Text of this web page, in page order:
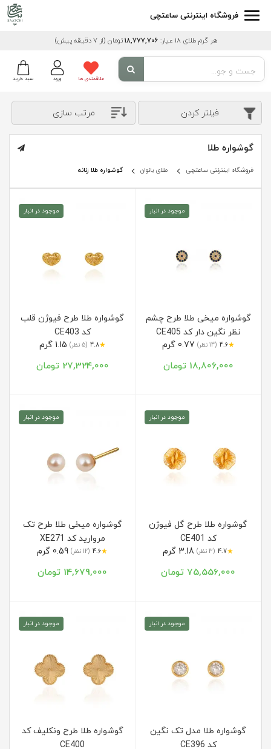
فروشگاه اینترنتی ساعتچی
هر گرم طلای 18 عیار: 18,777,706 تومان (از 7 دقیقه پیش)
سبد خرید ورود علاقمندی ها
فیلتر کردن مرتب سازی
گوشواره طلا
فروشگاه اینترنتی ساعتچی طلای بانوان گوشواره طلا زنانه
موجود در انبار
گوشواره میخی طلا طرح چشم
نظر نگین دار کد CE405
★
4.6 (14 نظر)
18,806,000 تومان
موجود در انبار
گوشواره طلا طرح فیوژن قلب
کد CE403
★
4.8 (5 نظر)
27,324,000 تومان
موجود در انبار
گوشواره طلا طرح گل فیوژن
کد CE401
★
4.7 (3 نظر)
75,556,000 تومان
موجود در انبار
گوشواره میخی طلا طرح تک
مروارید کد XE271
★
4.6 (12 نظر)
14,679,000 تومان
موجود در انبار
گوشواره طلا مدل تک نگین
کد CE396
موجود در انبار
گوشواره طلا طرح ونکلیف کد
CE400